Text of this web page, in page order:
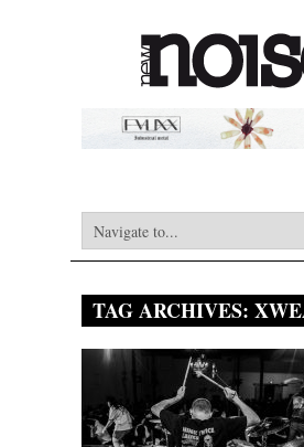
TAG ARCHIVES: